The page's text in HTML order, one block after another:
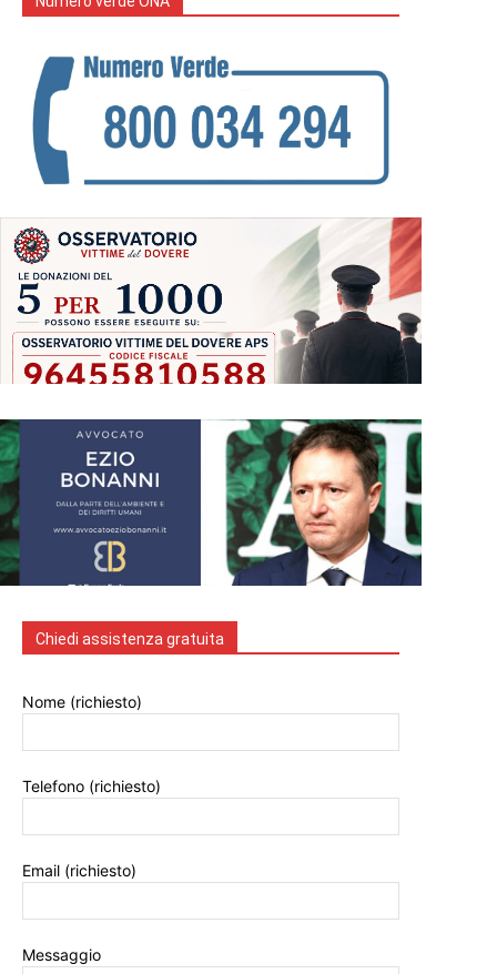
Chiedi assistenza gratuita
Nome (richiesto)
Telefono (richiesto)
Email (richiesto)
Messaggio